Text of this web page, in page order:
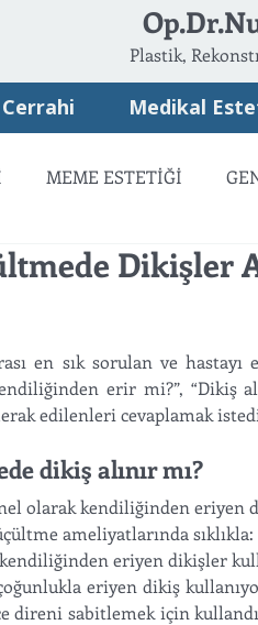
Plastik,
Medikal
MEME ESTETİĞİ
ESTETİK ONARIM
Dikişler
en sık sorulan ve
erir mi?”, “Dikiş
edilenleri cevaplamak
dikiş alınır mı?
olarak kendiliğinden eriyen
ameliyatlarında sıklıkla:
eriyen dikişler
eriyen dikiş
direni sabitlemek için